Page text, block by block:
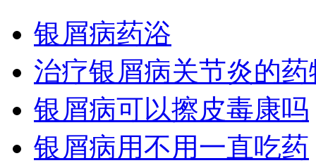
银屑病药浴
治疗银屑病关节炎的药
银屑病可以擦皮毒康吗
银屑病用不用一直吃药